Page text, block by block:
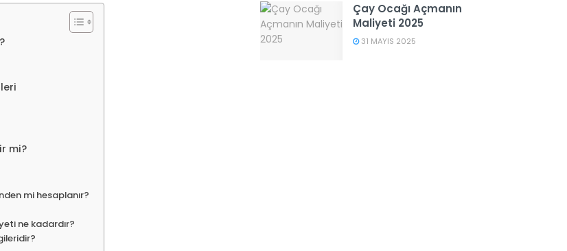
mi?
mi hesaplanır?
ne kadardır?
Çay Ocağı Açmanın
Maliyeti 2025
31 MAYIS 2025